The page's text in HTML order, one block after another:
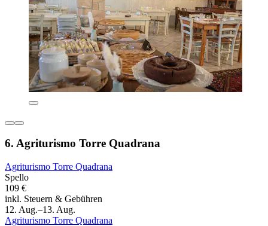
6. Agriturismo Torre Quadrana
Agriturismo Torre Quadrana
Spello
109 €
inkl. Steuern & Gebühren
12. Aug.–13. Aug.
Agriturismo Torre Quadrana